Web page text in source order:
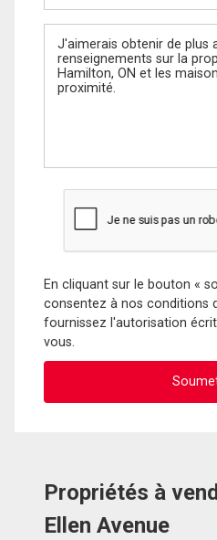
Message
En cliquant sur le bouton «
consentez à nos conditions
fournissez l'autorisation
vous.
Propriétés à
Ellen Avenue